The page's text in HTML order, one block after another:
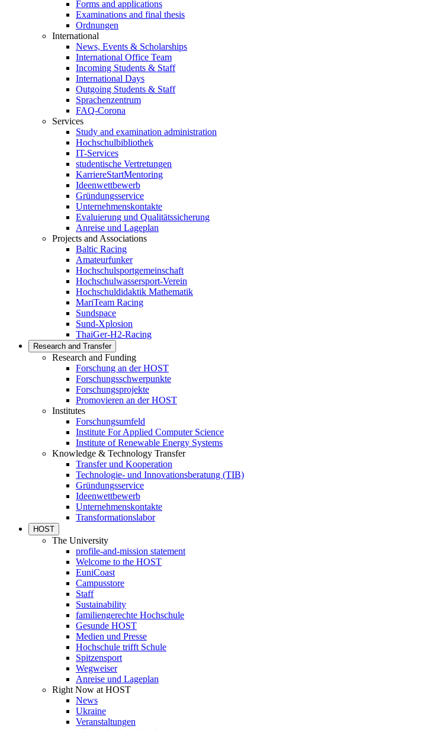
Forms and applications
Examinations and final thesis
Ordnungen
International
News, Events & Scholarships
International Office Team
Incoming Students & Staff
International Days
Outgoing Students & Staff
Sprachenzentrum
FAQ-Corona
Services
Study and examination administration
Hochschulbibliothek
IT-Services
studentische Vertretungen
KarriereStartMentoring
Ideenwettbewerb
Gründungsservice
Unternehmenskontakte
Evaluierung und Qualitätssicherung
Anreise und Lageplan
Projects and Associations
Baltic Racing
Amateurfunker
Hochschulsportgemeinschaft
Hochschulwassersport-Verein
Hochschuldidaktik Mathematik
MariTeam Racing
Sundspace
Sund-Xplosion
ThaiGer-H2-Racing
Research and Transfer
Research and Funding
Forschung an der HOST
Forschungsschwerpunkte
Forschungsprojekte
Promovieren an der HOST
Institutes
Forschungsumfeld
Institute For Applied Computer Science
Institute of Renewable Energy Systems
Knowledge & Technology Transfer
Transfer und Kooperation
Technologie- und Innovationsberatung (TIB)
Gründungsservice
Ideenwettbewerb
Unternehmenskontakte
Transformationslabor
HOST
The University
profile-and-mission statement
Welcome to the HOST
EuniCoast
Campusstore
Staff
Sustainability
familiengerechte Hochschule
Gesunde HOST
Medien und Presse
Hochschule trifft Schule
Spitzensport
Wegweiser
Anreise und Lageplan
Right Now at HOST
News
Ukraine
Veranstaltungen